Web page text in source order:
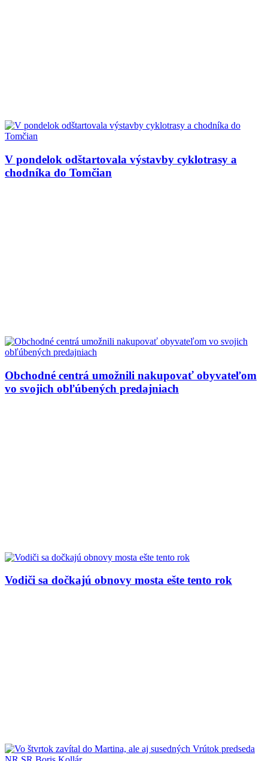
V pondelok odštartovala výstavby cyklotrasy a
chodníka do Tomčian
Obchodné centrá umožnili nakupovať obyvateľom
vo svojich obľúbených predajniach
Vodiči sa dočkajú obnovy mosta ešte tento rok